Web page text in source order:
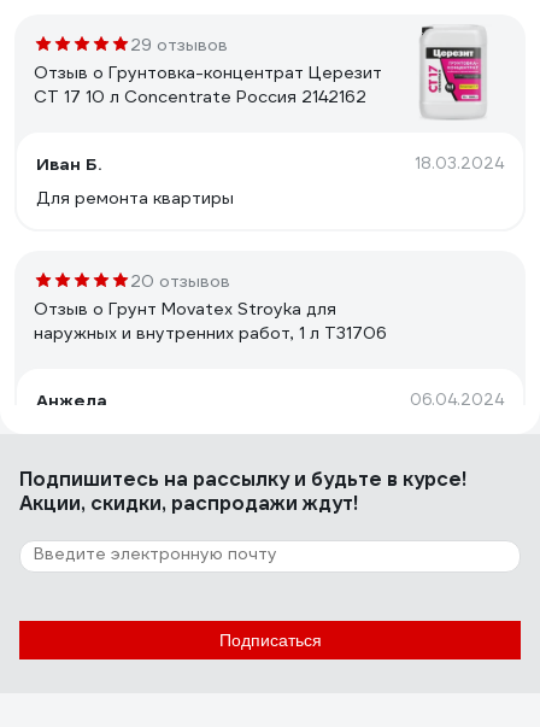
29 отзывов
Отзыв о Грунтовка-концентрат Церезит
CT 17 10 л Concentrate Россия 2142162
Иван Б. 18.03.2024
Для ремонта квартиры
20 отзывов
Отзыв о Грунт Movatex Stroyka для
наружных и внутренних работ, 1 л Т31706
Анжела 06.04.2024
Отлично создает поверхность под покраску
виниловых обоев на бетоне и дереве, годиться для
реставрационных работ на старой побелке на
поверхность окрашенную давно масляной краской и
красила акриловой краской.
31 отзыв
PROF акриловая, укрывающая, белая, 12 кг
Подпишитесь на рассылкуи будьте в курсе!
Акции, скидки, распродажи ждут!
Подписаться